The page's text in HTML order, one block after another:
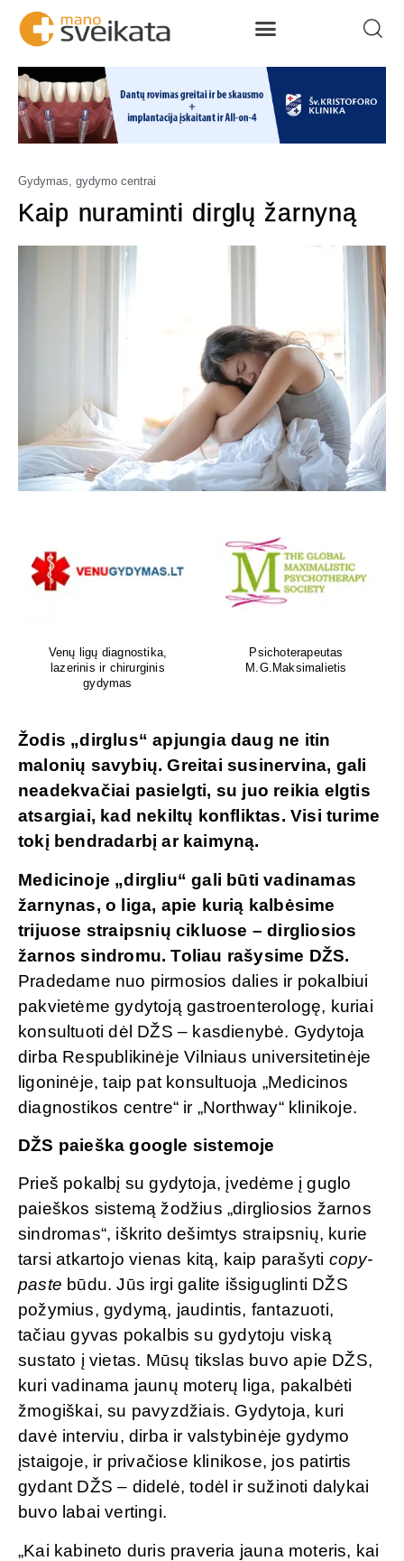
Gydymas, gydymo centrai
Kaip nuraminti dirglų žarnyną
Venų ligų diagnostika,
lazerinis ir chirurginis
gydymas
Psichoterapeutas
M.G.Maksimalietis
Žodis „dirglus“ apjungia daug ne itin
malonių savybių. Greitai susinervina, gali
neadekvačiai pasielgti, su juo reikia elgtis
atsargiai, kad nekiltų konfliktas. Visi turime
tokį bendradarbį ar kaimyną.
Medicinoje „dirgliu“ gali būti vadinamas
žarnynas, o liga, apie kurią kalbėsime
trijuose straipsnių cikluose – dirgliosios
žarnos sindromu. Toliau rašysime DŽS.
Pradedame nuo pirmosios dalies ir pokalbiui
pakvietėme gydytoją gastroenterologę, kuriai
konsultuoti dėl DŽS – kasdienybė. Gydytoja
dirba Respublikinėje Vilniaus universitetinėje
ligoninėje, taip pat konsultuoja „Medicinos
diagnostikos centre“ ir „Northway“ klinikoje.
DŽS paieška google sistemoje
Prieš pokalbį su gydytoja, įvedėme į guglo
paieškos sistemą žodžius „dirgliosios žarnos
sindromas“, iškrito dešimtys straipsnių, kurie
tarsi atkartojo vienas kitą, kaip parašyti copy-
paste būdu. Jūs irgi galite išsiguglinti DŽS
požymius, gydymą, jaudintis, fantazuoti,
tačiau gyvas pokalbis su gydytoju viską
sustato į vietas. Mūsų tikslas buvo apie DŽS,
kuri vadinama jaunų moterų liga, pakalbėti
žmogiškai, su pavyzdžiais. Gydytoja, kuri
davė interviu, dirba ir valstybinėje gydymo
įstaigoje, ir privačiose klinikose, jos patirtis
gydant DŽS – didelė, todėl ir sužinoti dalykai
buvo labai vertingi.
„Kai kabineto duris praveria jauna moteris, kai